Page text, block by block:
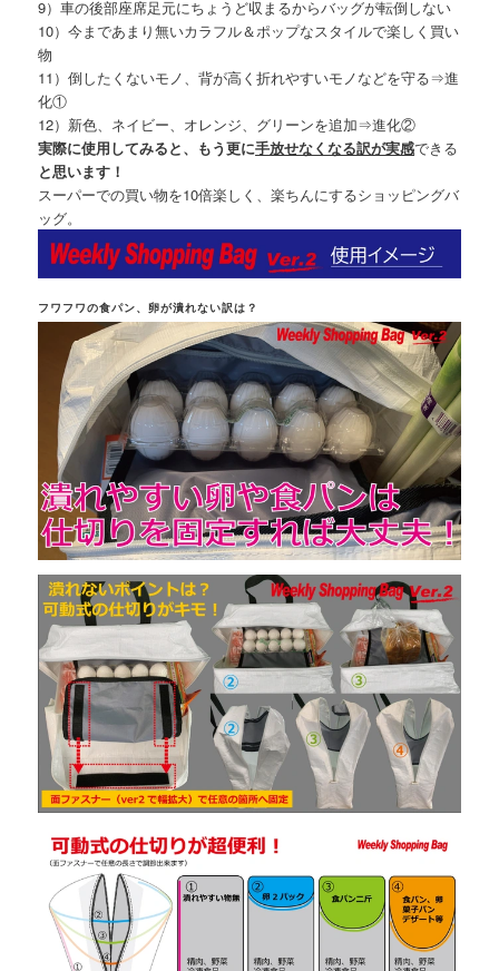
9）車の後部座席足元にちょうど収まるからバッグが転倒しない
10）今まであまり無いカラフル＆ポップなスタイルで楽しく買い
物
11）倒したくないモノ、背が高く折れやすいモノなどを守る⇒進
化①
12）新色、ネイビー、オレンジ、グリーンを追加⇒進化②
実際に使用してみると、もう更に手放せなくなる訳が実感できる
と思います！
スーパーでの買い物を10倍楽しく、楽ちんにするショッピングバ
ッグ。
フワフワの食パン、卵が潰れない訳は？